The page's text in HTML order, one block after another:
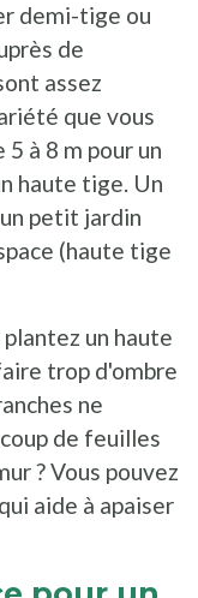
demi-tige ou
de
assez
que vous
à 8 m pour un
haute tige. Un
petit jardin
(haute tige
un haute
trop d'ombre
ne
de feuilles
? Vous pouvez
aide à apaiser